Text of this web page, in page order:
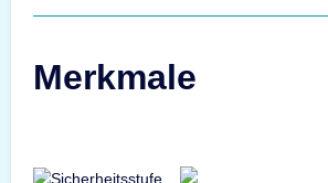
Merkmale